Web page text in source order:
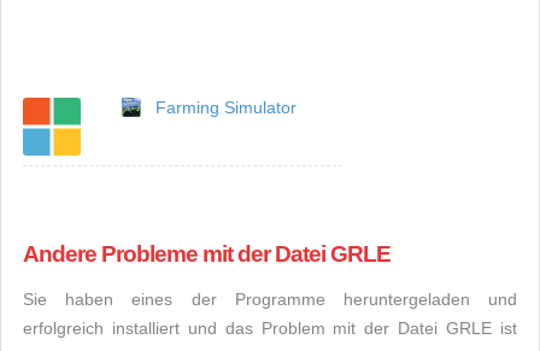
Farming Simulator
Andere Probleme mit der Datei GRLE
Sie haben eines der Programme heruntergeladen und
erfolgreich installiert und das Problem mit der Datei GRLE ist